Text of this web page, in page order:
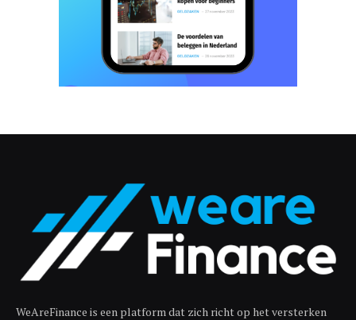
WeAreFinance is een platform dat zich richt op het versterken